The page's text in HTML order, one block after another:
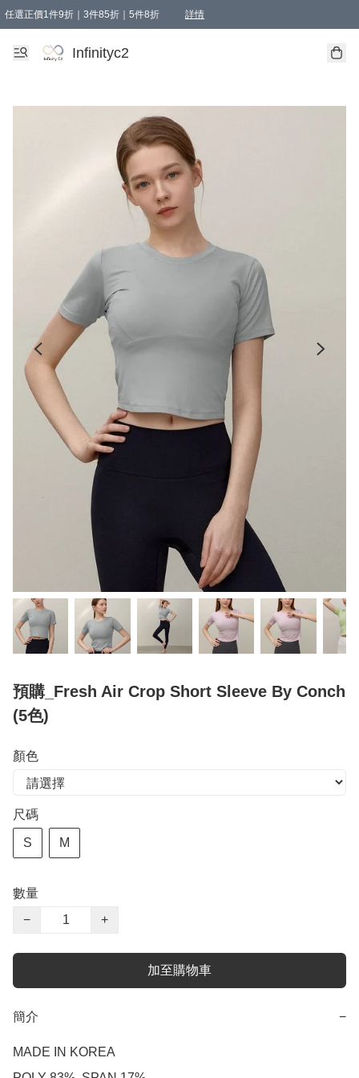
任選正價1件9折｜3件85折｜5件8折 詳情
精選商品，任選買1件或以上減HKD 20.00；買2件或以上減HKD 60.00；買3件
Infinityc2 wears 滿$800免運費
Bucks & Leather 滿$1000免運費
Infinityc2
預購_Fresh Air Crop Short Sleeve By Conch
(5色)
顏色
尺碼
S M
數量
−
+
加至購物車
簡介 −
MADE IN KOREA